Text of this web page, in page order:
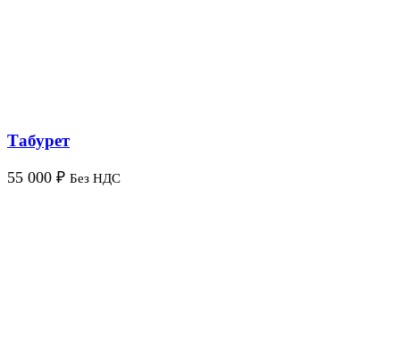
Табурет
55 000 ₽ Без НДС